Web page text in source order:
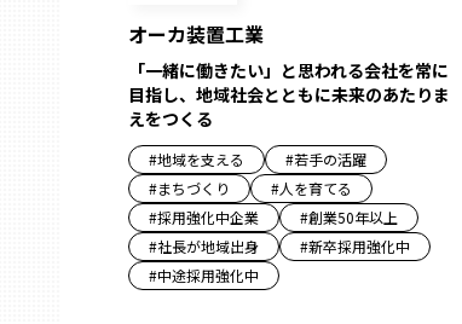
オーカ装置工業
「一緒に働きたい」と思われる会社を常に
目指し、地域社会とともに未来のあたりま
えをつくる
#地域を支える #若手の活躍
#まちづくり #人を育てる
#採用強化中企業 #創業50年以上
#社長が地域出身 #新卒採用強化中
#中途採用強化中